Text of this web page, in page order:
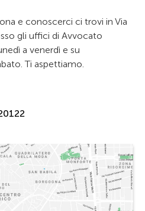
e conoscerci ci trovi in Via
gli uffici di Avvocato
a venerdì e su
Ti aspettiamo.